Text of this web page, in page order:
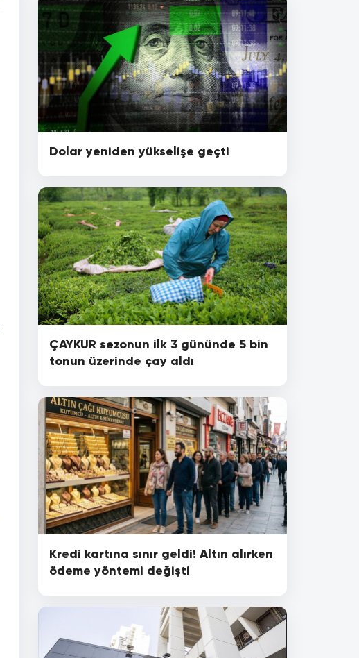
Dolar yeniden yükselişe geçti
ÇAYKUR sezonun ilk 3 gününde 5 bin
tonun üzerinde çay aldı
Kredi kartına sınır geldi! Altın alırken
ödeme yöntemi değişti